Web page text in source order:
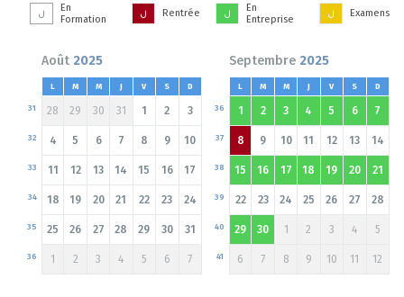
En
Formation
Rentrée
En
Entreprise
Examens
Août 2025
L M M J V S D
28
31 29 30 31 1 2 3
4
32 5 6 7 8 9 10
11
33 12 13 14 15 16 17
18
34 19 20 21 22 23 24
25
35 26 27 28 29 30 31
1
36 2 3 4 5 6 7
Septembre 2025
L M M J V S D
1
36 2 3 4 5 6 7
8
37 9 10 11 12 13 14
15
38 16 17 18 19 20 21
22
39 23 24 25 26 27 28
29
40 30 1 2 3 4 5
6
41 7 8 9 10 11 12